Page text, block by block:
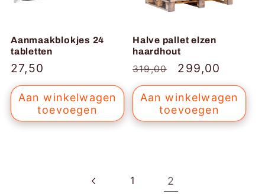
Aanmaakblokjes 24
tabletten
Normale
prijs
27,50
Aan winkelwagen
toevoegen
Halve pallet elzen
haardhout
Normale
prijs
319,00 299,00
Aan winkelwagen
toevoegen
1 2